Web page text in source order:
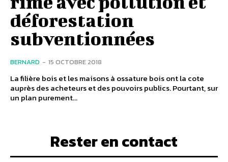
déforestation
subventionnées
BERNARD - 15 OCTOBRE 2018
La filière bois et les maisons à ossature bois ont la cote
auprès des acheteurs et des pouvoirs publics. Pourtant, sur
un plan purement...
Rester en contact